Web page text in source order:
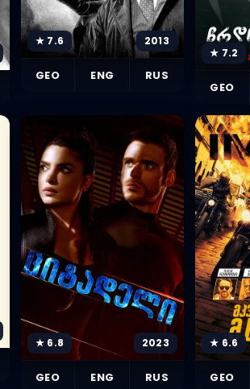
★ 7.6 2013
GEO ENG RUS
★ 7.2
GEO
★ 6.8 2023
GEO ENG RUS
★ 6.6
GEO